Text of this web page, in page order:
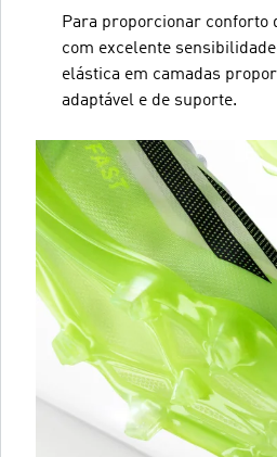
Para proporcionar conforto
com excelente
elástica em camadas
adaptável e de suporte.